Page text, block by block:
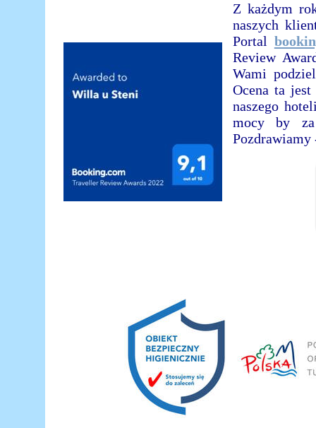
Z każdym
naszych
Portal
Review
Wami
Ocena ta
naszego
mocy by
Pozdrawiamy